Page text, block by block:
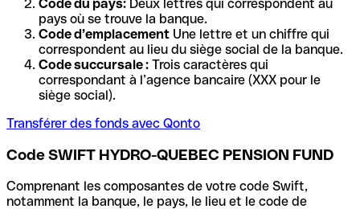
Code du pays: Deux lettres qui correspondent au
pays où se trouve la banque.
Code d’emplacement Une lettre et un chiffre qui
correspondent au lieu du siège social de la banque.
Code succursale : Trois caractères qui
correspondant à l’agence bancaire (XXX pour le
siège social).
Transférer des fonds avec Qonto
Code SWIFT HYDRO-QUEBEC PENSION FUND
Comprenant les composantes de votre code Swift,
notamment la banque, le pays, le lieu et le code de